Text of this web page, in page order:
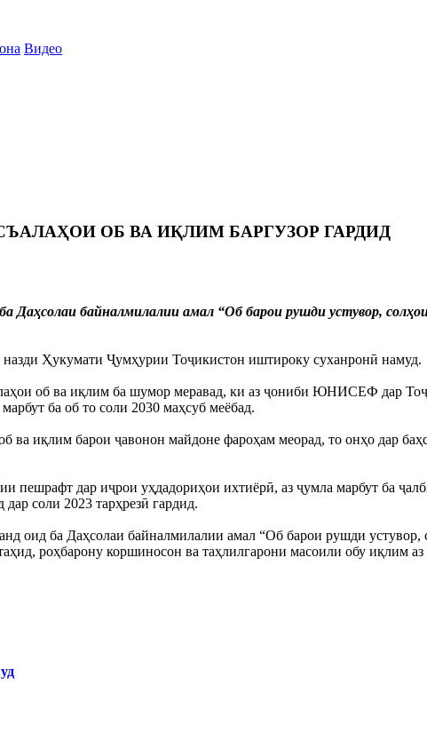
Видео
ОБ ВА ИҚЛИМ БАРГУЗОР ГАРДИД
Даҳсолаи байналмилалии амал “Об барои рушди устувор,
Ҳукумати Ҷумҳурии Тоҷикистон иштироку суханронӣ намуд.
об ва иқлим ба шумор меравад, ки аз ҷониби ЮНИСЕФ дар
ба об то соли 2030 маҳсуб меёбад.
иқлим барои ҷавонон майдоне фароҳам меорад, то онҳо дар
дар иҷрои уҳдадориҳои ихтиёрӣ, аз ҷумла марбут ба
соли 2023 тарҳрезӣ гардид.
оид ба Даҳсолаи байналмилалии амал “Об барои рушди устувор,
роҳбарону коршиносон ва таҳлилгарони масоили обу иқлим